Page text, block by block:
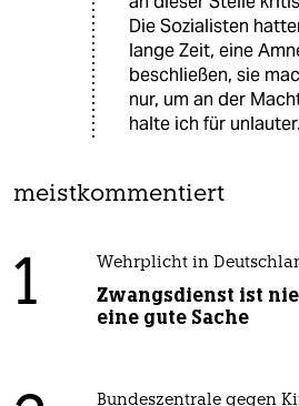
Die Sozialisten
lange Zeit, eine
beschließen, sie
nur, um an der
halte ich für unlauter.
meistkommentiert
1 Wehrplicht in
Zwangsdienst ist
eine gute Sache
Bundeszentrale gegen